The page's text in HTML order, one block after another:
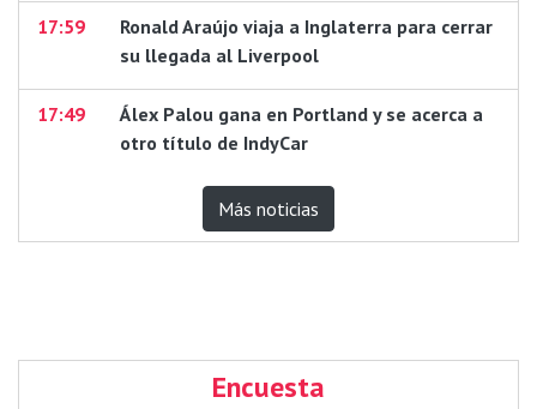
17:59
Ronald Araújo viaja a Inglaterra para cerrar
su llegada al Liverpool
17:49
Álex Palou gana en Portland y se acerca a
otro título de IndyCar
Más noticias
Encuesta